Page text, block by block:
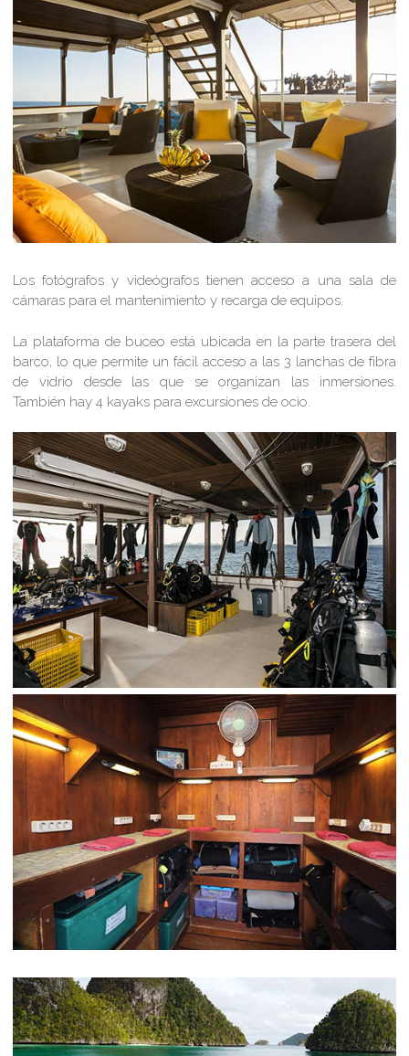
Los fotógrafos y videógrafos tienen acceso a una sala de
cámaras para el mantenimiento y recarga de equipos.
La plataforma de buceo está ubicada en la parte trasera del
barco, lo que permite un fácil acceso a las 3 lanchas de fibra
de vidrio desde las que se organizan las inmersiones.
También hay 4 kayaks para excursiones de ocio.